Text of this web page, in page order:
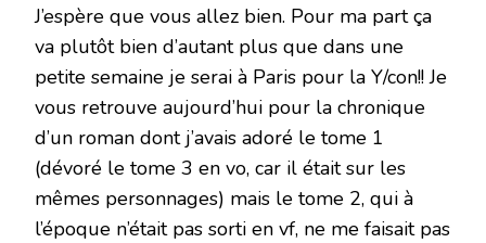
J’espère que vous allez bien. Pour ma part ça
va plutôt bien d’autant plus que dans une
petite semaine je serai à Paris pour la Y/con!! Je
vous retrouve aujourd’hui pour la chronique
d’un roman dont j’avais adoré le tome 1
(dévoré le tome 3 en vo, car il était sur les
mêmes personnages) mais le tome 2, qui à
l’époque n’était pas sorti en vf, ne me faisait pas